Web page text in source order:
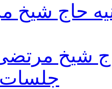
دوم 94 - حسينيه
جلسات